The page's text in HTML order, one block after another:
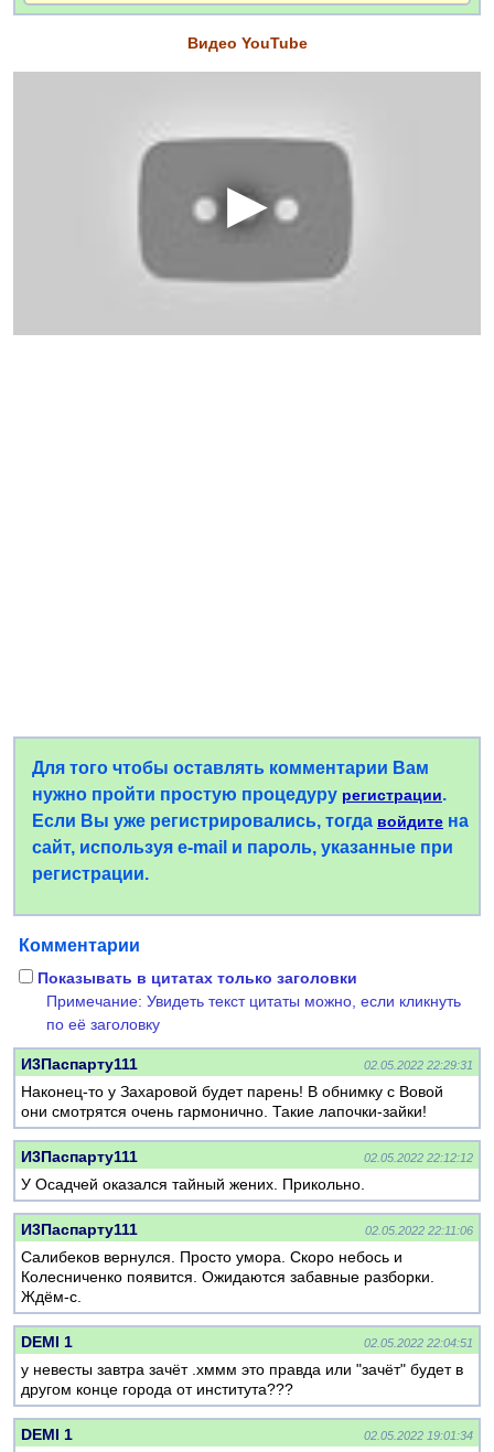
Видео YouTube
Для того чтобы оставлять комментарии Вам
нужно пройти простую процедуру регистрации.
Если Вы уже регистрировались, тогда войдите на
сайт, используя e-mail и пароль, указанные при
регистрации.
Комментарии
Показывать в цитатах только заголовки
Примечание: Увидеть текст цитаты можно, если кликнуть
по её заголовку
И3Паспарту111 02.05.2022 22:29:31
Наконец-то у Захаровой будет парень! В обнимку с Вовой
они смотрятся очень гармонично. Такие лапочки-зайки!
И3Паспарту111 02.05.2022 22:12:12
У Осадчей оказался тайный жених. Прикольно.
И3Паспарту111 02.05.2022 22:11:06
Салибеков вернулся. Просто умора. Скоро небось и
Колесниченко появится. Ожидаются забавные разборки.
Ждём-с.
DEMI 1 02.05.2022 22:04:51
у невесты завтра зачёт .хммм это правда или "зачёт" будет в
другом конце города от института???
DEMI 1 02.05.2022 19:01:34